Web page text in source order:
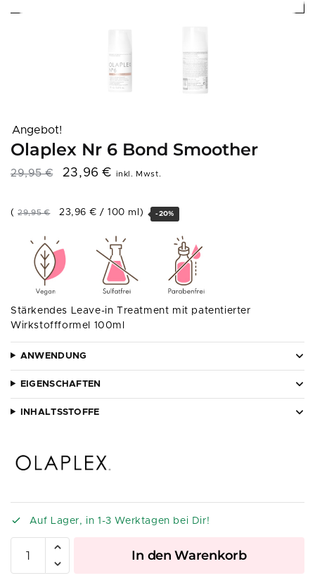
Angebot!
Olaplex Nr 6 Bond Smoother
29,95€ 23,96€ inkl. Mwst.
-20%
(29,95€ 23,96€ /100 ml )
Stärkendes Leave-in Treatment mit patentierter
Wirkstoffformel 100ml
ANWENDUNG
EIGENSCHAFTEN
INHALTSSTOFFE
Auf Lager, in 1-3 Werktagen bei Dir!
In den Warenkorb